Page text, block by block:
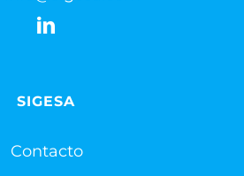
SIGESA
Contacto